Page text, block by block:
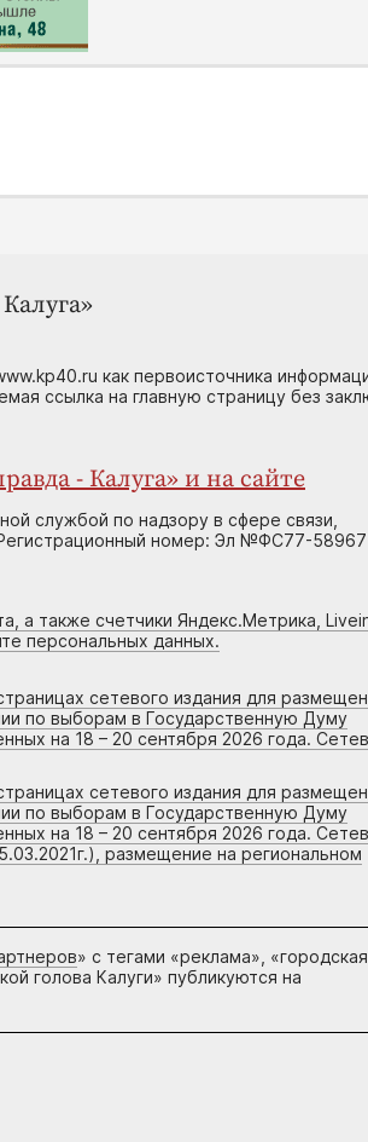
как первоисточника
ссылка на главную страницу без
- Калуга» и на сайте
службой по надзору в сфере связи,
Регистрационный номер: Эл №ФС77-58967
а также счетчики Яндекс.Метрика,
персональных данных.
сетевого издания для
по выборам в Государственную Думу
на 18 – 20 сентября 2026 года.
сетевого издания для
по выборам в Государственную Думу
на 18 – 20 сентября 2026 года.
размещение на региональном
» с тегами «реклама», «городская
голова Калуги» публикуются на